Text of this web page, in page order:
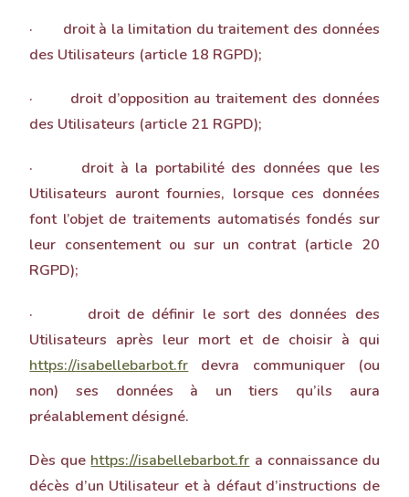
· droit à la limitation du traitement des données
des Utilisateurs (article 18 RGPD);
· droit d’opposition au traitement des données
des Utilisateurs (article 21 RGPD);
· droit à la portabilité des données que les
Utilisateurs auront fournies, lorsque ces données
font l’objet de traitements automatisés fondés sur
leur consentement ou sur un contrat (article 20
RGPD);
· droit de définir le sort des données des
Utilisateurs après leur mort et de choisir à qui
https://isabellebarbot.fr devra communiquer (ou
non) ses données à un tiers qu’ils aura
préalablement désigné.
Dès que https://isabellebarbot.fr a connaissance du
décès d’un Utilisateur et à défaut d’instructions de